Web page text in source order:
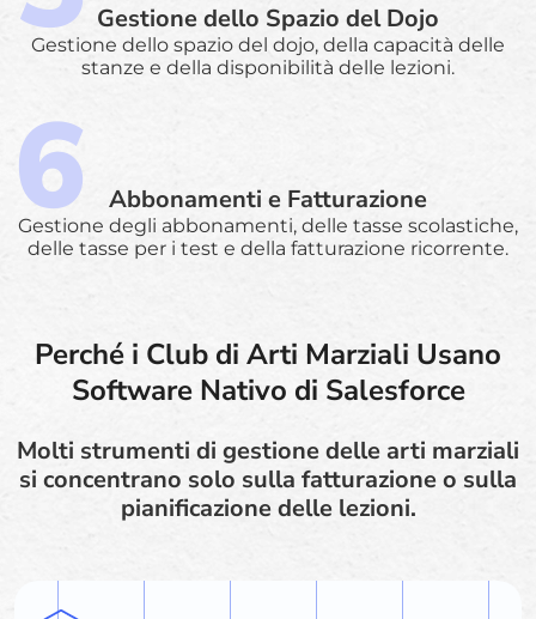
Gestione dello Spazio del Dojo
Gestione dello spazio del dojo, della capacità delle
stanze e della disponibilità delle lezioni.
Abbonamenti e Fatturazione
Gestione degli abbonamenti, delle tasse scolastiche,
delle tasse per i test e della fatturazione ricorrente.
Perché i Club di Arti Marziali Usano
Software Nativo di Salesforce
Molti strumenti di gestione delle arti marziali
si concentrano solo sulla fatturazione o sulla
pianificazione delle lezioni.